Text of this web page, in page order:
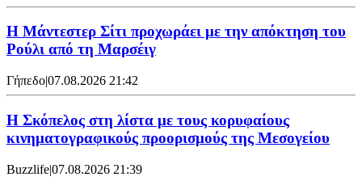
Η Μάντεστερ Σίτι προχωράει με την απόκτηση του
Ρούλι από τη Μαρσέιγ
Γήπεδο|07.08.2026 21:42
Η Σκόπελος στη λίστα με τους κορυφαίους
κινηματογραφικούς προορισμούς της Μεσογείου
Buzzlife|07.08.2026 21:39